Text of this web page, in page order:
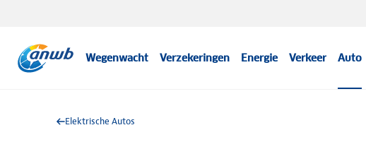
Wegenwacht Verzekeringen Energie Verkeer Auto
Elektrische Autos